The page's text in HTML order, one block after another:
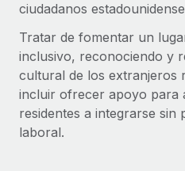
ciudadanos
Tratar de fomentar un
inclusivo, reconociendo y
cultural de los extranjeros
incluir ofrecer apoyo para
residentes a integrarse
laboral.